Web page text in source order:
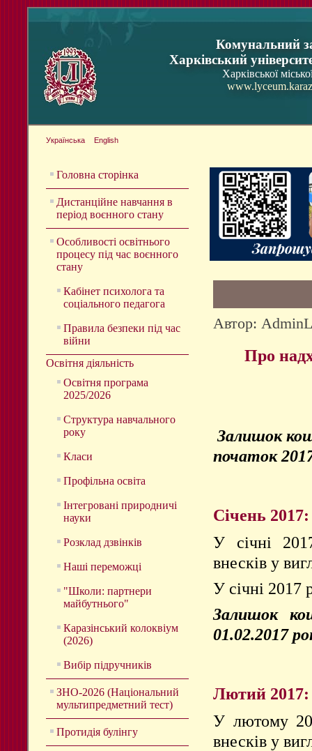
Комунальний
Харківський
Харківської
Українська English
Головна сторінка
Дистанційне навчання в
період воєнного стану
Особливості освітнього
процесу під час воєнного
стану
Кабінет психолога та
соціального педагога
Правила безпеки під час
війни
Освітня діяльність
Освітня програма
2025/2026
Структура навчального
року
Класи
Профільна освіта
Інтегровані природничі
науки
Розклад дзвінків
Наші переможці
"Школи: партнери
майбутнього"
Каразінський колоквіум
(2026)
Вибір підручників
ЗНО-2026 (Національний
мультипредметний тест)
Протидія булінгу
Автор:
Про
Залишок
початок
Січень 2017:
У січні
внесків у
У січні 2017
Залишок
01.02.2017
Лютий 2017:
У лютому
внесків у